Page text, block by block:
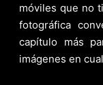
móviles que no
fotográfica
capítulo más
imágenes en